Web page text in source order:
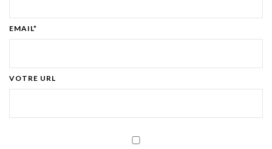
EMAIL*
VOTRE URL